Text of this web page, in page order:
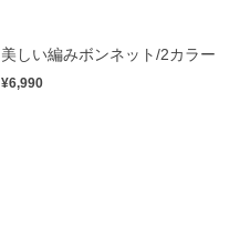
美しい編みボンネット/2カラー
¥6,990